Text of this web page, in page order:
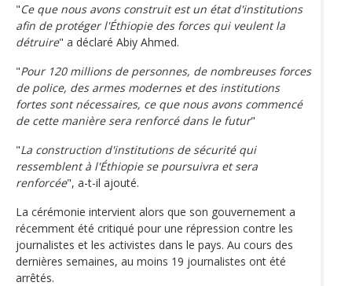
"Ce que nous avons construit est un état d'institutions
afin de protéger l'Éthiopie des forces qui veulent la
détruire" a déclaré Abiy Ahmed.
"Pour 120 millions de personnes, de nombreuses forces
de police, des armes modernes et des institutions
fortes sont nécessaires, ce que nous avons commencé
de cette manière sera renforcé dans le futur"
"La construction d'institutions de sécurité qui
ressemblent à l'Éthiopie se poursuivra et sera
renforcée", a-t-il ajouté.
La cérémonie intervient alors que son gouvernement a
récemment été critiqué pour une répression contre les
journalistes et les activistes dans le pays. Au cours des
dernières semaines, au moins 19 journalistes ont été
arrêtés.